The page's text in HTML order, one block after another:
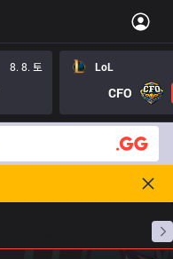
8. 8. 토
LoL
CFO
프로빌